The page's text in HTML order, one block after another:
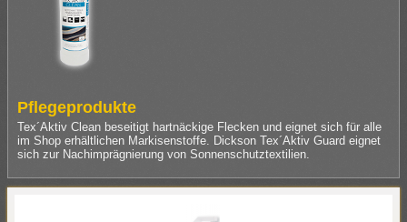
Pflegeprodukte
Tex´Aktiv Clean beseitigt hartnäckige Flecken und eignet sich für alle
im Shop erhältlichen Markisenstoffe. Dickson Tex´Aktiv Guard eignet
sich zur Nachimprägnierung von Sonnenschutztextilien.